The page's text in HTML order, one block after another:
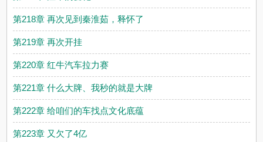
第218章 再次见到秦淮茹，释怀了
第219章 再次开挂
第220章 红牛汽车拉力赛
第221章 什么大牌、我秒的就是大牌
第222章 给咱们的车找点文化底蕴
第223章 又欠了4亿